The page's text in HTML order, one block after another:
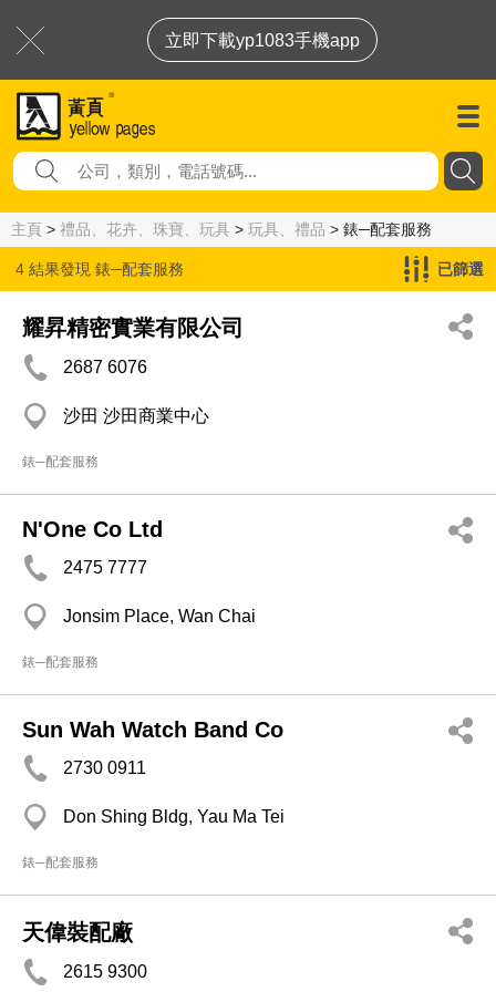
立即下載yp1083手機app
主頁 > 禮品、花卉、珠寶、玩具 > 玩具、禮品 > 錶─配套服務
4 結果發現 錶─配套服務 已篩選
耀昇精密實業有限公司
2687 6076
沙田 沙田商業中心
錶─配套服務
N'One Co Ltd
2475 7777
Jonsim Place, Wan Chai
錶─配套服務
Sun Wah Watch Band Co
2730 0911
Don Shing Bldg, Yau Ma Tei
錶─配套服務
天偉裝配廠
2615 9300